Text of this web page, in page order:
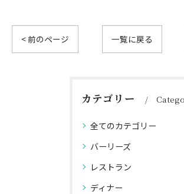
< 前のページ 一覧に戻る
カテゴリー
全てのカテゴリー
バーリーズ
レストラン
ディナー